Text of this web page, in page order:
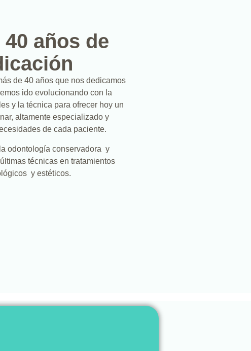
40 años de
de 40 años que nos dedicamos
ido evolucionando con la
y la técnica para ofrecer hoy un
altamente especializado y
de cada paciente.
odontología conservadora y
técnicas en tratamientos
y estéticos.